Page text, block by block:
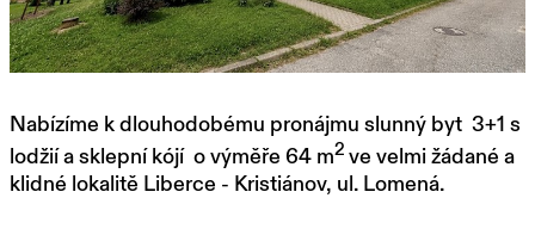
Nabízíme k dlouhodobému pronájmu slunný byt 3+1 s
lodžií a sklepní kójí o výměře 64 m2 ve velmi žádané a
klidné lokalitě Liberce - Kristiánov, ul. Lomená.